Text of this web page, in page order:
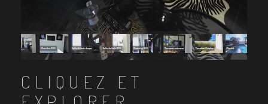
CLIQUEZ ET